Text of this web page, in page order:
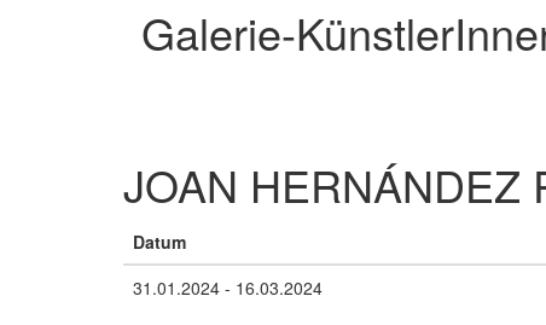
Galerie-
JOAN HERNÁNDEZ
Datum
31.01.2024 - 16.03.2024